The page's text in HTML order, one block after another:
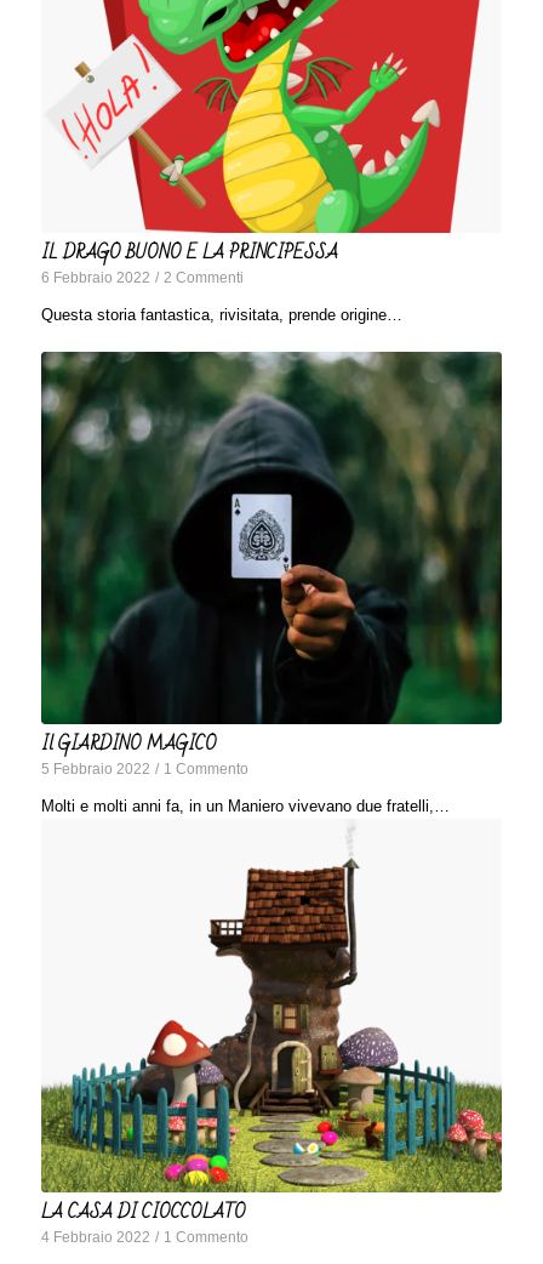
IL DRAGO BUONO E LA PRINCIPESSA
6 Febbraio 2022 / 2 Commenti
Questa storia fantastica, rivisitata, prende origine…
Il GIARDINO MAGICO
5 Febbraio 2022 / 1 Commento
Molti e molti anni fa, in un Maniero vivevano due fratelli,…
LA CASA DI CIOCCOLATO
4 Febbraio 2022 / 1 Commento